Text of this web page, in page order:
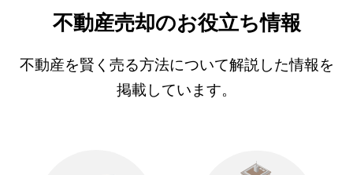
不動産売却のお役立ち情報
不動産を賢く売る方法について解説した情報を
掲載しています。